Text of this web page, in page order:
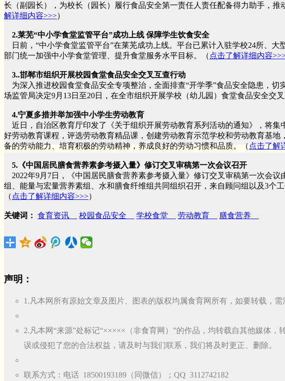
长（副园长），为校长（园长）履行食品安全第一责任人责任配备得力助手，推
解详细内容>>>）
2.莱芜“中小学食堂监管平台”成功上线 保障学生饮食安全
日前，“中小学食堂监管平台”在莱芜成功上线。平台已累计入驻学校24所、大
部门统一加强中小学食堂管理、提升食堂服务水平目标。（ 点击了解详细内容
3..邯郸市组织开展校园食堂食品安全交叉互查行动
为深入推进校园食堂食品安全专项整治，全面排查“开学季”食品安全隐患，切
场监管局决定9月13日至20日，在全市组织开展学校（幼儿园）食堂食品安全交
4.宁夏多措并举加强中小学生劳动教育
近日，自治区教育厅印发了《关于组织开展劳动教育系列活动的通知》，将集
好劳动教育课程，评选劳动教育精品课，创建劳动教育示范学校和劳动教育基
备的劳动能力、培育积极的劳动精神，养成良好的劳动习惯和品质。（ 点击了解
5.《中国居民膳食营养素参考摄入量》修订交叉审稿第一次会议召开
2022年9月7日，《中国居民膳食营养素参考摄入量》修订交叉审稿第一次会
组、能量与宏量营养素组、水和膳食纤维组共同组织召开，来自顾问组以及3个
（ 点击了解详细内容>>>）
关键词： 食育资讯 校园食品安全 学校食堂 劳动教育 膳食营养
声明：
1.凡本网所有原始文章及图片、图表的版权均属食育网所有，如要转载，需
2.凡本网“来源”处标记“×××××（非食育网）”的作品，均转载自其他媒体
误或侵犯了您的合法权益，请及时与我们联系，我们将及时更正、删除。
联系方式：电话 18500193189（同微信）；QQ 3112742182